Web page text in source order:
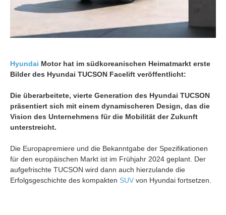
Hyundai Motor hat im südkoreanischen Heimatmarkt erste
Bilder des Hyundai TUCSON Facelift veröffentlicht:
Die überarbeitete, vierte Generation des Hyundai TUCSON
präsentiert sich mit einem dynamischeren Design, das die
Vision des Unternehmens für die Mobilität der Zukunft
unterstreicht.
Die Europapremiere und die Bekanntgabe der Spezifikationen
für den europäischen Markt ist im Frühjahr 2024 geplant. Der
aufgefrischte TUCSON wird dann auch hierzulande die
Erfolgsgeschichte des kompakten SUV von Hyundai fortsetzen.